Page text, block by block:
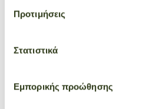
Προτιμήσεις
Στατιστικά
Εμπορικής προώθησης